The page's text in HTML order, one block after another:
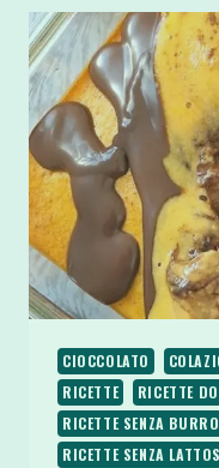
CASA
IN
2
MINUTI:
IDEE
GOLOSE
INFINITE
CIOCCOLATO
RICETTE
RICETTE
RICETTE SENZA BURRO
RICETTE SENZA